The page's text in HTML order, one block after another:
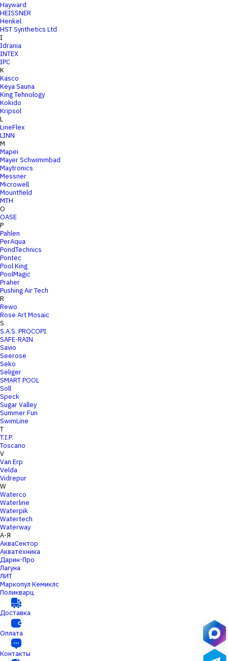
Hayward
HEISSNER
Henkel
HST Synthetics Ltd
I
Idrania
INTEX
IPC
K
Kasco
Keya Sauna
King Tehnology
Kokido
Kripsol
L
LineFlex
LINN
M
Mapei
Mayer Schwimmbad
Maytronics
Messner
Microwell
Mountfield
MTH
O
OASE
P
Pahlen
PerAqua
PondTechnics
Pontec
Pool King
PoolMagic
Praher
Pushing Air Tech
R
Rewo
Rose Art Mosaic
S
S.A.S. PROCOPI
SAFE-RAIN
Savio
Seerose
Seko
Seliger
SMART POOL
Soll
Speck
Sugar Valley
Summer Fun
SwimLine
T
T.I.P.
Toscano
V
Van Erp
Velda
Vidrepur
W
Waterco
Waterline
Waterpik
Watertech
Waterway
А-Я
АкваСектор
Акватехника
Дарин-Про
Лагуна
ЛИТ
Маркопул Кемиклс
Поликварц
Доставка
Оплата
Контакты